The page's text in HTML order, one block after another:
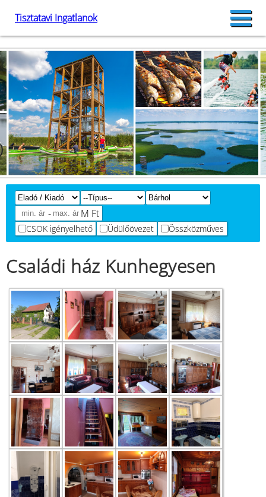
Tisztatavi Ingatlanok
- M Ft
CSOK igényelhető Üdülőövezet Összközműves
Családi ház Kunhegyesen